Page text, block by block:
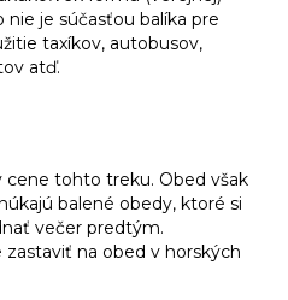
je súčasťou balíka pre
taxíkov, autobusov,
atď.
cene tohto treku. Obed však
balené obedy, ktoré si
večer predtým.
na obed v horských